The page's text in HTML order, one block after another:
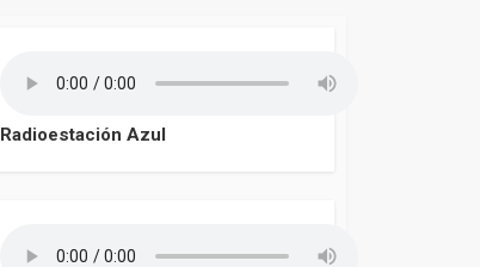
Radioestación Azul